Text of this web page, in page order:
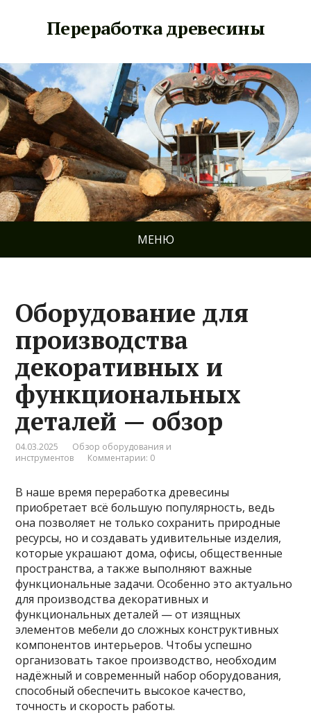
Переработка древесины
МЕНЮ
Оборудование для
производства
декоративных и
функциональных
деталей — обзор
04.03.2025
Обзор оборудования и
инструментов
Комментарии: 0
В наше время переработка древесины
приобретает всё большую популярность, ведь
она позволяет не только сохранить природные
ресурсы, но и создавать удивительные изделия,
которые украшают дома, офисы, общественные
пространства, а также выполняют важные
функциональные задачи. Особенно это актуально
для производства декоративных и
функциональных деталей — от изящных
элементов мебели до сложных конструктивных
компонентов интерьеров. Чтобы успешно
организовать такое производство, необходим
надёжный и современный набор оборудования,
способный обеспечить высокое качество,
точность и скорость работы.